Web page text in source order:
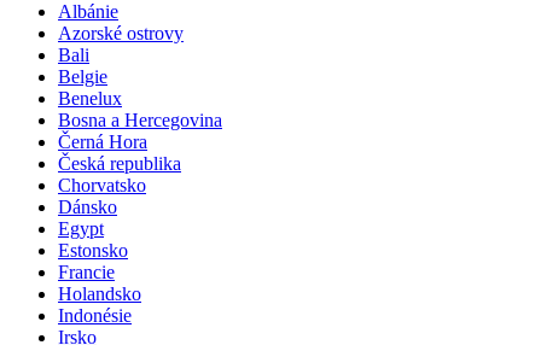
Albánie
Azorské ostrovy
Bali
Belgie
Benelux
Bosna a Hercegovina
Černá Hora
Česká republika
Chorvatsko
Dánsko
Egypt
Estonsko
Francie
Holandsko
Indonésie
Irsko